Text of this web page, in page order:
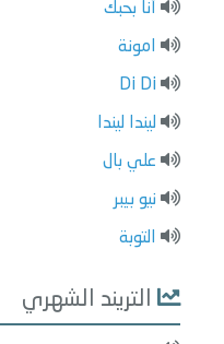
أنا بحبك
امونة
Di Di
ليندا ليندا
علي بال
نيو بيبر
التوبة
التريند الشهري